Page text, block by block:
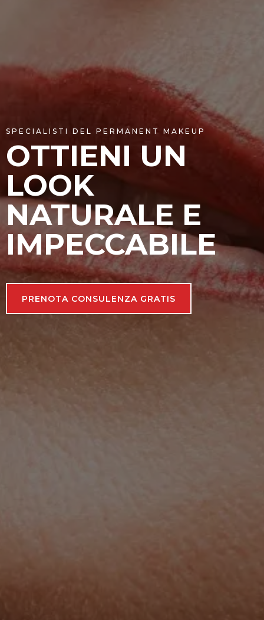
SPECIALISTI DEL PERMANENT MAKEUP
OTTIENI UN
LOOK
NATURALE E
IMPECCABILE
PRENOTA CONSULENZA GRATIS